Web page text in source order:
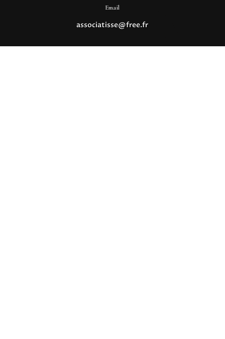
Email
associatisse@free.fr